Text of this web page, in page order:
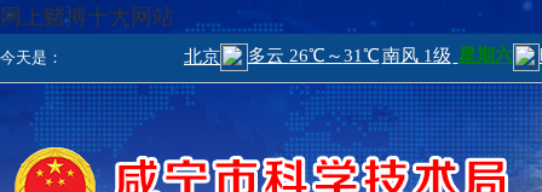
网上赌搏十大网站
今天是：